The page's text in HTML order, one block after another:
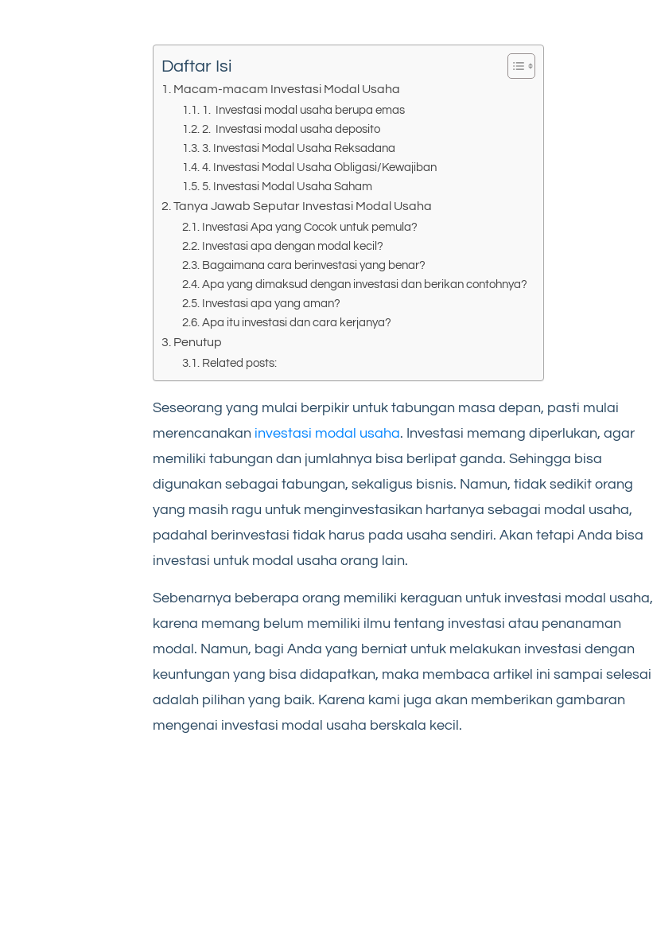
Daftar Isi
Macam-macam Investasi Modal Usaha
1. Investasi modal usaha berupa emas
2. Investasi modal usaha deposito
3. Investasi Modal Usaha Reksadana
4. Investasi Modal Usaha Obligasi/Kewajiban
5. Investasi Modal Usaha Saham
Tanya Jawab Seputar Investasi Modal Usaha
Investasi Apa yang Cocok untuk pemula?
Investasi apa dengan modal kecil?
Bagaimana cara berinvestasi yang benar?
Apa yang dimaksud dengan investasi dan berikan contohnya?
Investasi apa yang aman?
Apa itu investasi dan cara kerjanya?
Penutup
Related posts:
Seseorang yang mulai berpikir untuk tabungan masa depan, pasti mulai
merencanakan investasi modal usaha. Investasi memang diperlukan, agar
memiliki tabungan dan jumlahnya bisa berlipat ganda. Sehingga bisa
digunakan sebagai tabungan, sekaligus bisnis. Namun, tidak sedikit orang
yang masih ragu untuk menginvestasikan hartanya sebagai modal usaha,
padahal berinvestasi tidak harus pada usaha sendiri. Akan tetapi Anda bisa
investasi untuk modal usaha orang lain.
Sebenarnya beberapa orang memiliki keraguan untuk investasi modal usaha,
karena memang belum memiliki ilmu tentang investasi atau penanaman
modal. Namun, bagi Anda yang berniat untuk melakukan investasi dengan
keuntungan yang bisa didapatkan, maka membaca artikel ini sampai selesai
adalah pilihan yang baik. Karena kami juga akan memberikan gambaran
mengenai investasi modal usaha berskala kecil.